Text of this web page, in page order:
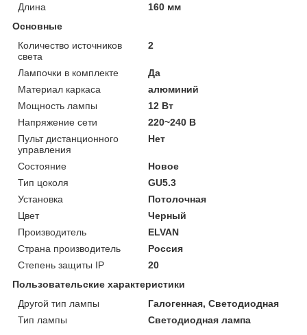
Длина
160 мм
Основные
Количество источников
света
2
Лампочки в комплекте
Да
Материал каркаса
алюминий
Мощность лампы
12 Вт
Напряжение сети
220~240 В
Пульт дистанционного
управления
Нет
Состояние
Новое
Тип цоколя
GU5.3
Установка
Потолочная
Цвет
Черный
Производитель
ELVAN
Страна производитель
Россия
Степень защиты IP
20
Пользовательские характеристики
Другой тип лампы
Галогенная, Светодиодная
Тип лампы
Светодиодная лампа